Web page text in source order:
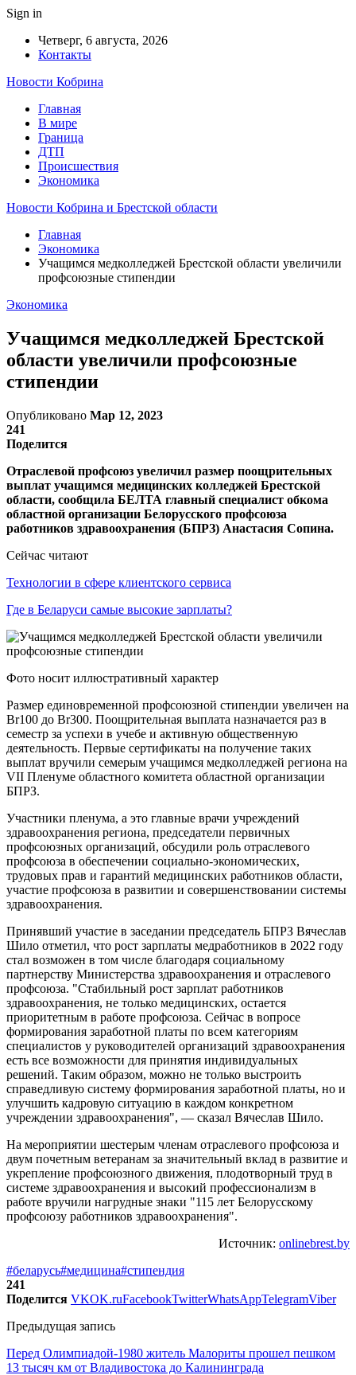
Sign in
Четверг, 6 августа, 2026
Контакты
Новости Кобрина
Главная
В мире
Граница
ДТП
Происшествия
Экономика
Новости Кобрина и Брестской области
Главная
Экономика
Учащимся медколледжей Брестской области увеличили
профсоюзные стипендии
Экономика
Учащимся медколледжей Брестской
области увеличили профсоюзные
стипендии
Опубликовано Мар 12, 2023
241
Поделится
Отраслевой профсоюз увеличил размер поощрительных
выплат учащимся медицинских колледжей Брестской
области, сообщила БЕЛТА главный специалист обкома
областной организации Белорусского профсоюза
работников здравоохранения (БПРЗ) Анастасия Сопина.
Сейчас читают
Технологии в сфере клиентского сервиса
Где в Беларуси самые высокие зарплаты?
Фото носит иллюстративный характер
Размер единовременной профсоюзной стипендии увеличен на
Br100 до Br300. Поощрительная выплата назначается раз в
семестр за успехи в учебе и активную общественную
деятельность. Первые сертификаты на получение таких
выплат вручили семерым учащимся медколледжей региона на
VII Пленуме областного комитета областной организации
БПРЗ.
Участники пленума, а это главные врачи учреждений
здравоохранения региона, председатели первичных
профсоюзных организаций, обсудили роль отраслевого
профсоюза в обеспечении социально-экономических,
трудовых прав и гарантий медицинских работников области,
участие профсоюза в развитии и совершенствовании системы
здравоохранения.
Принявший участие в заседании председатель БПРЗ Вячеслав
Шило отметил, что рост зарплаты медработников в 2022 году
стал возможен в том числе благодаря социальному
партнерству Министерства здравоохранения и отраслевого
профсоюза. "Стабильный рост зарплат работников
здравоохранения, не только медицинских, остается
приоритетным в работе профсоюза. Сейчас в вопросе
формирования заработной платы по всем категориям
специалистов у руководителей организаций здравоохранения
есть все возможности для принятия индивидуальных
решений. Таким образом, можно не только выстроить
справедливую систему формирования заработной платы, но и
улучшить кадровую ситуацию в каждом конкретном
учреждении здравоохранения", — сказал Вячеслав Шило.
На мероприятии шестерым членам отраслевого профсоюза и
двум почетным ветеранам за значительный вклад в развитие и
укрепление профсоюзного движения, плодотворный труд в
системе здравоохранения и высокий профессионализм в
работе вручили нагрудные знаки "115 лет Белорусскому
профсоюзу работников здравоохранения".
Источник: onlinebrest.by
#беларусь#медицина#стипендия
241
Поделится VKOK.ruFacebookTwitterWhatsAppTelegramViber
Предыдущая запись
Перед Олимпиадой-1980 житель Малориты прошел пешком
13 тысяч км от Владивостока до Калининграда